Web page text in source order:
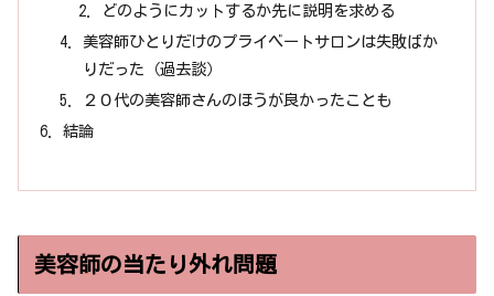
どのようにカットするか先に説明を求める
美容師ひとりだけのプライベートサロンは失敗ばか
りだった（過去談）
２０代の美容師さんのほうが良かったことも
結論
美容師の当たり外れ問題